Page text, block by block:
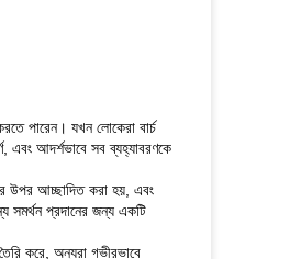
পারেন। যখন লোকেরা বার্চ
এবং আদর্শভাবে সব ব্যহ্যাবরণকে
উপর আচ্ছাদিত করা হয়, এবং
সমর্থন প্রদানের জন্য একটি
করে, অন্যরা গভীরভাবে